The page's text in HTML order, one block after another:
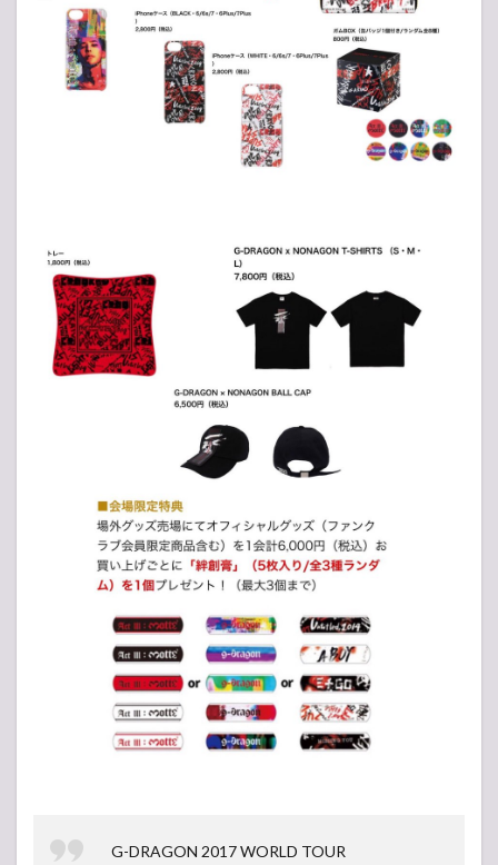
G-DRAGON 2017 WORLD TOUR